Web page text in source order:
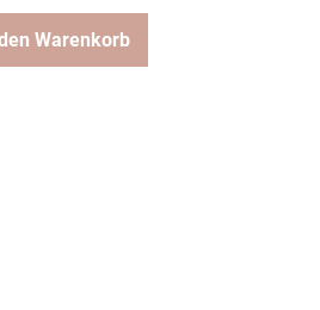
Warenkorb